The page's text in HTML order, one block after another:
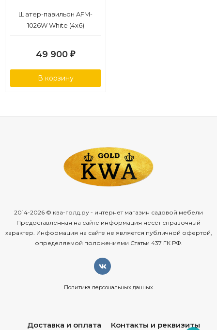
Шатер-павильон AFM-
1026W White (4х6)
49 900 ₽
В корзину
2014-2026 © ква-голд.ру - интернет магазин садовой мебели
Предоставленная на сайте информация несёт справочный
характер. Информация на сайте не является публичной офертой,
определяемой положениями Статьи 437 ГК РФ.
Политика персональных данных
Доставка и оплата Контакты и реквизиты